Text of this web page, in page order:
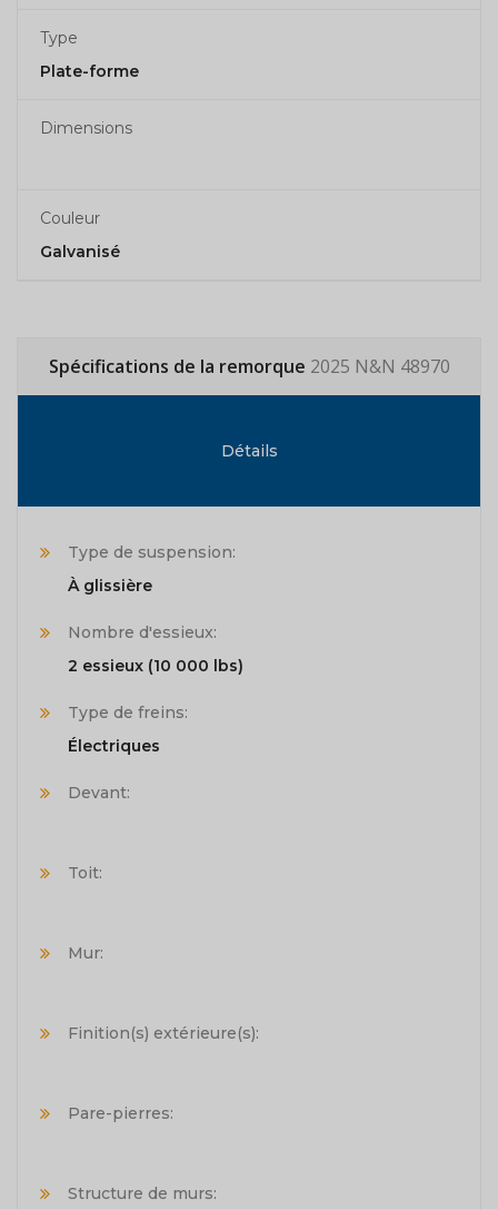
Type
Plate-forme
Dimensions
Couleur
Galvanisé
Spécifications de la remorque 2025 N&N 48970
Détails
Type de suspension:
À glissière
Nombre d'essieux:
2 essieux (10 000 lbs)
Type de freins:
Électriques
Devant:
Toit:
Mur:
Finition(s) extérieure(s):
Pare-pierres:
Structure de murs: